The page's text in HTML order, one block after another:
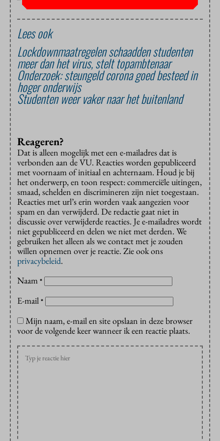
Lees ook
Lockdownmaatregelen schaadden studenten
meer dan het virus, stelt topambtenaar
Onderzoek: steungeld corona goed besteed in
hoger onderwijs
Studenten weer vaker naar het buitenland
Reageren?
Dat is alleen mogelijk met een e-mailadres dat is
verbonden aan de VU. Reacties worden gepubliceerd
met voornaam of initiaal en achternaam. Houd je bij
het onderwerp, en toon respect: commerciële uitingen,
smaad, schelden en discrimineren zijn niet toegestaan.
Reacties met url’s erin worden vaak aangezien voor
spam en dan verwijderd. De redactie gaat niet in
discussie over verwijderde reacties. Je e-mailadres wordt
niet gepubliceerd en delen we niet met derden. We
gebruiken het alleen als we contact met je zouden
willen opnemen over je reactie. Zie ook ons
privacybeleid.
Naam *
E-mail *
Mijn naam, e-mail en site opslaan in deze browser
voor de volgende keer wanneer ik een reactie plaats.